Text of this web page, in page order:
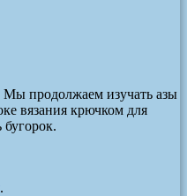
Мы продолжаем изучать азы
вязания крючком для
.